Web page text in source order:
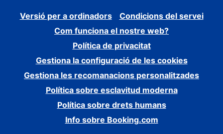
Versió per a ordinadors
Condicions del servei
Com funciona el nostre web?
Política de privacitat
Gestiona la configuració de les cookies
Gestiona les recomanacions personalitzades
Política sobre esclavitud moderna
Política sobre drets humans
Info sobre Booking.com